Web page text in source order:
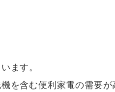
ます。
を含む便利家電の需要が